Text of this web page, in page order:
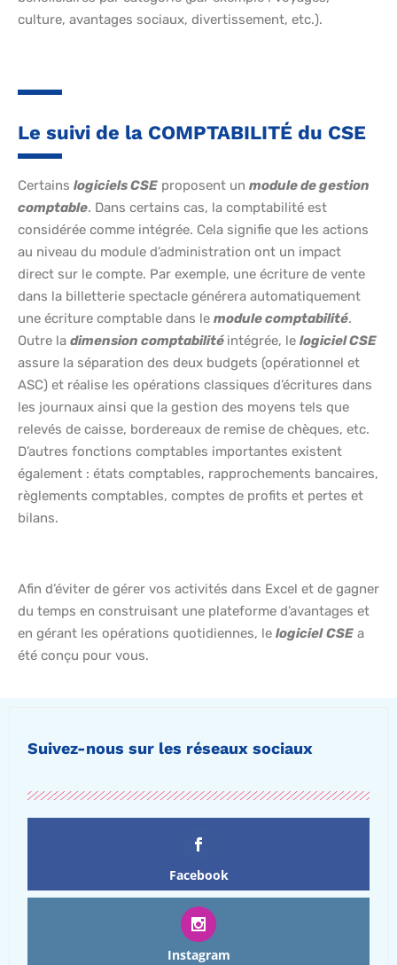
culture, avantages sociaux, divertissement, etc.).
Le suivi de la COMPTABILITÉ du CSE
Certains logiciels CSE proposent un module de gestion
comptable. Dans certains cas, la comptabilité est
considérée comme intégrée. Cela signifie que les actions
au niveau du module d’administration ont un impact
direct sur le compte. Par exemple, une écriture de vente
dans la billetterie spectacle générera automatiquement
une écriture comptable dans le module comptabilité.
Outre la dimension comptabilité intégrée, le logiciel CSE
assure la séparation des deux budgets (opérationnel et
ASC) et réalise les opérations classiques d’écritures dans
les journaux ainsi que la gestion des moyens tels que
relevés de caisse, bordereaux de remise de chèques, etc.
D’autres fonctions comptables importantes existent
également : états comptables, rapprochements bancaires,
règlements comptables, comptes de profits et pertes et
bilans.
Afin d’éviter de gérer vos activités dans Excel et de gagner
du temps en construisant une plateforme d’avantages et
en gérant les opérations quotidiennes, le logiciel CSE a
été conçu pour vous.
Suivez-nous sur les réseaux sociaux
Facebook
Instagram